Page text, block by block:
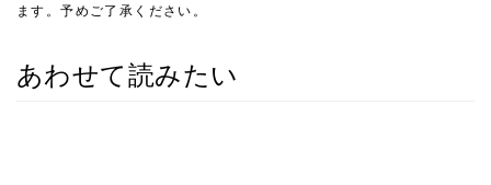
ます。予めご了承ください。
あわせて読みたい